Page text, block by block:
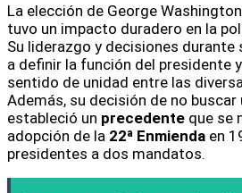
La elección de George
tuvo un impacto duradero en la
Su liderazgo y decisiones durante
a definir la función del presidente
sentido de unidad entre las
Además, su decisión de no
estableció un precedente que se
adopción de la 22ª Enmienda en
presidentes a dos mandatos.